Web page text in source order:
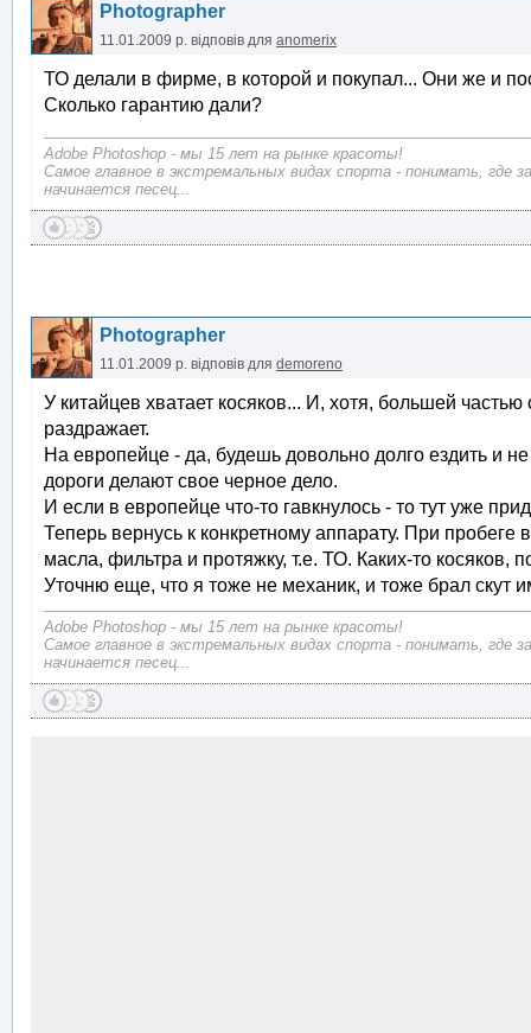
Photographer
11.01.2009 р. відповів для anomerix
ТО делали в фирме, в которой и покупал... Они же и
Сколько гарантию дали?
Adobe Photoshop - мы 15 лет на рынке красоты!
Самое главное в экстремальных видах спорта - понимать, где
начинается песец...
Photographer
11.01.2009 р. відповів для demoreno
У китайцев хватает косяков... И, хотя, большей
раздражает.
На европейце - да, будешь довольно долго ездить и
дороги делают свое черное дело.
И если в европейце что-то гавкнулось - то тут уже
Теперь вернусь к конкретному аппарату. При
масла, фильтра и протяжку, т.е. ТО. Каких-то косяков,
Уточню еще, что я тоже не механик, и тоже брал скут
Adobe Photoshop - мы 15 лет на рынке красоты!
Самое главное в экстремальных видах спорта - понимать, где
начинается песец...